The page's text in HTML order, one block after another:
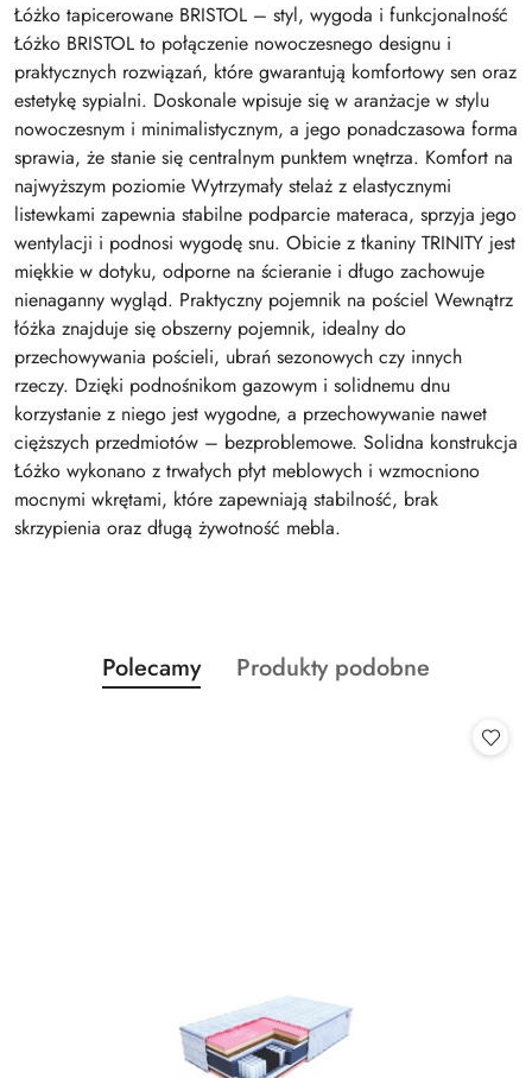
Łóżko tapicerowane BRISTOL – styl, wygoda i funkcjonalność
Łóżko BRISTOL to połączenie nowoczesnego designu i
praktycznych rozwiązań, które gwarantują komfortowy sen oraz
estetykę sypialni. Doskonale wpisuje się w aranżacje w stylu
nowoczesnym i minimalistycznym, a jego ponadczasowa forma
sprawia, że stanie się centralnym punktem wnętrza. Komfort na
najwyższym poziomie Wytrzymały stelaż z elastycznymi
listewkami zapewnia stabilne podparcie materaca, sprzyja jego
wentylacji i podnosi wygodę snu. Obicie z tkaniny TRINITY jest
miękkie w dotyku, odporne na ścieranie i długo zachowuje
nienaganny wygląd. Praktyczny pojemnik na pościel Wewnątrz
łóżka znajduje się obszerny pojemnik, idealny do
przechowywania pościeli, ubrań sezonowych czy innych
rzeczy. Dzięki podnośnikom gazowym i solidnemu dnu
korzystanie z niego jest wygodne, a przechowywanie nawet
cięższych przedmiotów – bezproblemowe. Solidna konstrukcja
Łóżko wykonano z trwałych płyt meblowych i wzmocniono
mocnymi wkrętami, które zapewniają stabilność, brak
skrzypienia oraz długą żywotność mebla.
Pomiń karuzelę produktów
Produkty
o
Polecamy
Produkty
Produkty podobne